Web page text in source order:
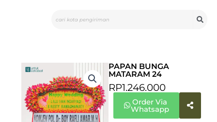
PAPAN BUNGA
MATARAM 24
RP1.246.000
Order Via
Whatsapp